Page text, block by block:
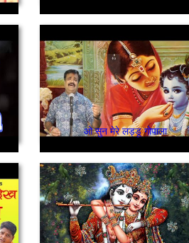
ओ सुन मेरे लड्डू गोपाला